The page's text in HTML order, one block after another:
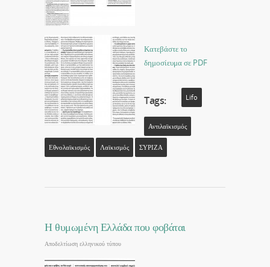
Κατεβάστε το
δημοσίευμα σε PDF
Tags: Lifo
Αντιλαϊκισμός
Εθνολαϊκισμός Λαϊκισμός ΣΥΡΙΖΑ
Η θυμωμένη Ελλάδα που φοβάται
Αποδελτίωση ελληνικού τύπου